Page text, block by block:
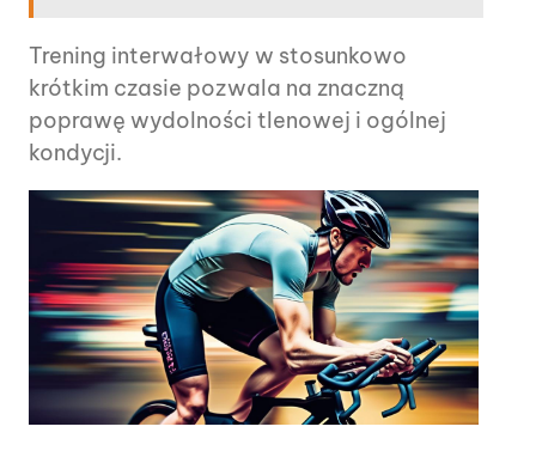
Trening interwałowy w stosunkowo
krótkim czasie pozwala na znaczną
poprawę wydolności tlenowej i ogólnej
kondycji.